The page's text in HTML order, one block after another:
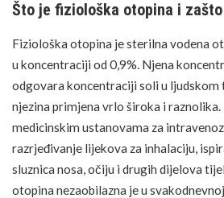
Što je fiziološka otopina i
Fiziološka otopina je sterilna vodena
u koncentraciji od 0,9%. Njena
odgovara koncentraciji soli u ljudskom
njezina primjena vrlo široka i raznolika.
medicinskim ustanovama za
razrjeđivanje lijekova za inhalaciju,
sluznica nosa, očiju i drugih dijelova
otopina nezaobilazna je u